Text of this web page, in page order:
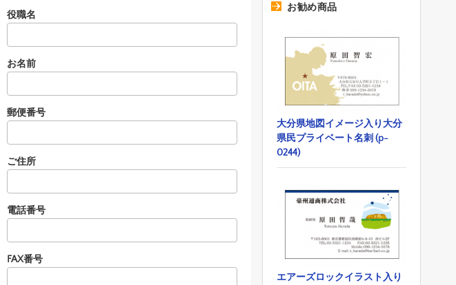
役職名
お名前
郵便番号
ご住所
電話番号
FAX番号
お勧め商品
大分県地図イメージ入り大分
県民プライベート名刺 (p-
0244)
エアーズロックイラスト入り